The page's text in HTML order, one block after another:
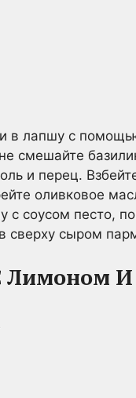
в лапшу с
смешайте
и перец.
оливковое
соусом песто,
сверху сыром
Лимоном